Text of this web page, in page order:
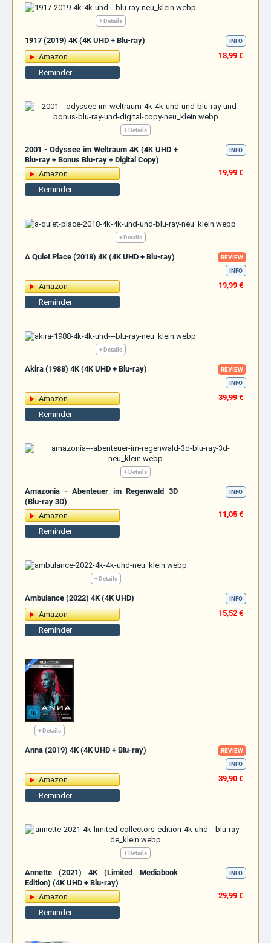
+ Details
1917 (2019) 4K (4K UHD + Blu-ray) INFO
Amazon
18,99 €
Reminder
+ Details
2001 - Odyssee im Weltraum 4K (4K UHD +
Blu-ray + Bonus Blu-ray + Digital Copy)
INFO
Amazon
19,99 €
Reminder
+ Details
A Quiet Place (2018) 4K (4K UHD + Blu-ray)
REVIEW
INFO
Amazon
19,99 €
Reminder
+ Details
Akira (1988) 4K (4K UHD + Blu-ray)
REVIEW
INFO
Amazon
39,99 €
Reminder
+ Details
Amazonia - Abenteuer im Regenwald 3D
(Blu-ray 3D)
INFO
Amazon
11,05 €
Reminder
+ Details
Ambulance (2022) 4K (4K UHD) INFO
Amazon
15,52 €
Reminder
+ Details
Anna (2019) 4K (4K UHD + Blu-ray)
REVIEW
INFO
Amazon
39,90 €
Reminder
+ Details
Annette (2021) 4K (Limited Mediabook
Edition) (4K UHD + Blu-ray)
INFO
Amazon
29,99 €
Reminder